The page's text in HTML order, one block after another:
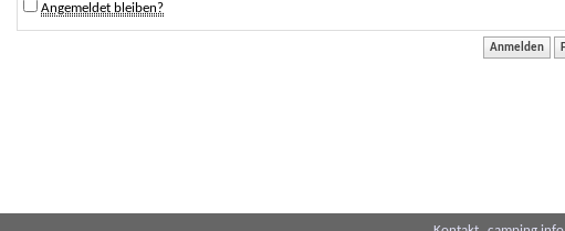
Angemeldet bleiben?